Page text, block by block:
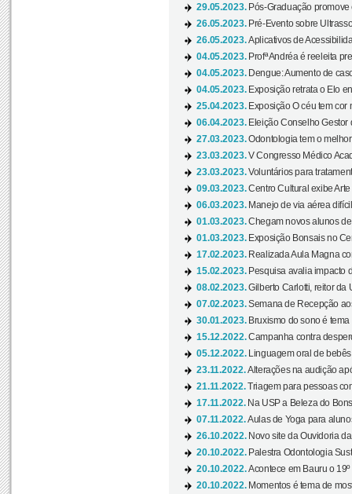
29.05.2023. Pós-Graduação
26.05.2023. Pré-Evento sobre
26.05.2023.Aplicativos de
04.05.2023. Profª Andréa é reeleita
04.05.2023. Dengue: Aumento de
04.05.2023. Exposição retrata o Elo
25.04.2023. Exposição O céu tem cor
06.04.2023. Eleição Conselho Gestor
27.03.2023.Odontologia tem o
23.03.2023.V Congresso Médico
23.03.2023.Voluntários para
09.03.2023.Centro Cultural exibe
06.03.2023. Manejo de via aérea
01.03.2023.Chegam novos alunos
01.03.2023. Exposição Bonsais no
17.02.2023. Realizada Aula Magna
15.02.2023. Pesquisa avalia impacto
08.02.2023.Gilberto Carlotti, reitor da
07.02.2023.Semana de Recepção
30.01.2023. Bruxismo do sono é
15.12.2022.Campanha contra
05.12.2022.
Linguagem oral de
23.11.2022.Alterações na audição
21.11.2022.Triagem para pessoas
17.11.2022. Na USP a Beleza do
07.11.2022.Aulas de Yoga para
26.10.2022. Novo site da Ouvidoria
20.10.2022. Palestra Odontologia
20.10.2022.Acontece em Bauru o 19º
20.10.2022. Momentos é tema de